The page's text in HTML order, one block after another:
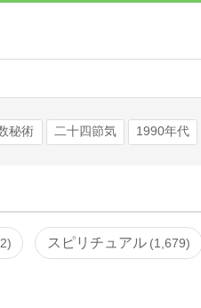
秘術 二十四節気 1990年代
スピリチュアル 1,679